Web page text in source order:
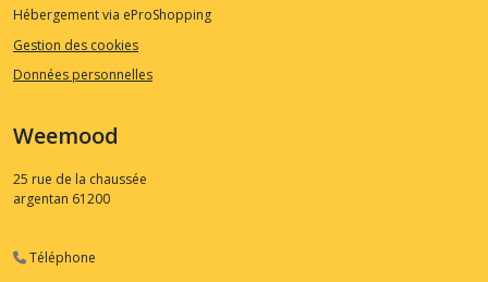
Hébergement via eProShopping
Gestion des cookies
Données personnelles
Weemood
25 rue de la chaussée
argentan 61200
Téléphone